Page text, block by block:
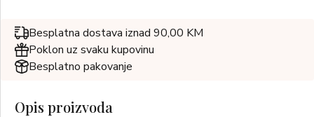
Besplatna dostava iznad 90,00 KM
Poklon uz svaku kupovinu
Besplatno pakovanje
Opis proizvoda